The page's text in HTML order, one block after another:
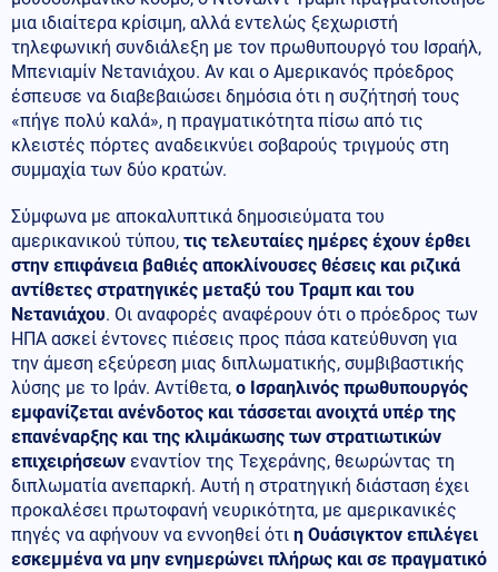
μια ιδιαίτερα κρίσιμη, αλλά εντελώς ξεχωριστή
τηλεφωνική συνδιάλεξη με τον πρωθυπουργό του Ισραήλ,
Μπενιαμίν Νετανιάχου. Αν και ο Αμερικανός πρόεδρος
έσπευσε να διαβεβαιώσει δημόσια ότι η συζήτησή τους
«πήγε πολύ καλά», η πραγματικότητα πίσω από τις
κλειστές πόρτες αναδεικνύει σοβαρούς τριγμούς στη
συμμαχία των δύο κρατών.
Σύμφωνα με αποκαλυπτικά δημοσιεύματα του
αμερικανικού τύπου, τις τελευταίες ημέρες έχουν έρθει
στην επιφάνεια βαθιές αποκλίνουσες θέσεις και ριζικά
αντίθετες στρατηγικές μεταξύ του Τραμπ και του
Νετανιάχου. Οι αναφορές αναφέρουν ότι ο πρόεδρος των
ΗΠΑ ασκεί έντονες πιέσεις προς πάσα κατεύθυνση για
την άμεση εξεύρεση μιας διπλωματικής, συμβιβαστικής
λύσης με το Ιράν. Αντίθετα, ο Ισραηλινός πρωθυπουργός
εμφανίζεται ανένδοτος και τάσσεται ανοιχτά υπέρ της
επανέναρξης και της κλιμάκωσης των στρατιωτικών
επιχειρήσεων εναντίον της Τεχεράνης, θεωρώντας τη
διπλωματία ανεπαρκή. Αυτή η στρατηγική διάσταση έχει
προκαλέσει πρωτοφανή νευρικότητα, με αμερικανικές
πηγές να αφήνουν να εννοηθεί ότι η Ουάσιγκτον επιλέγει
εσκεμμένα να μην ενημερώνει πλήρως και σε πραγματικό